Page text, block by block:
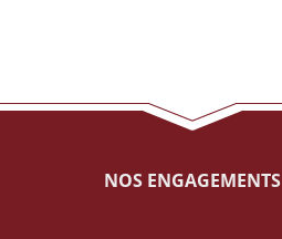
NOS ENGAGEMENTS